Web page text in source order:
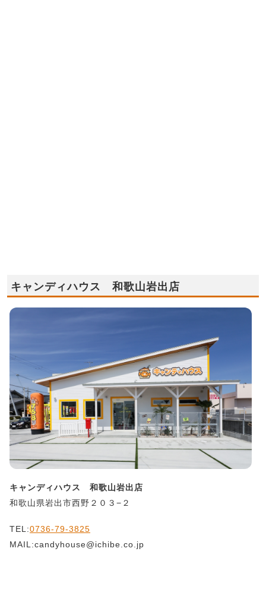
キャンディハウス 和歌山岩出店
キャンディハウス 和歌山岩出店
和歌山県岩出市西野２０３−２
TEL:0736-79-3825
MAIL:candyhouse@ichibe.co.jp